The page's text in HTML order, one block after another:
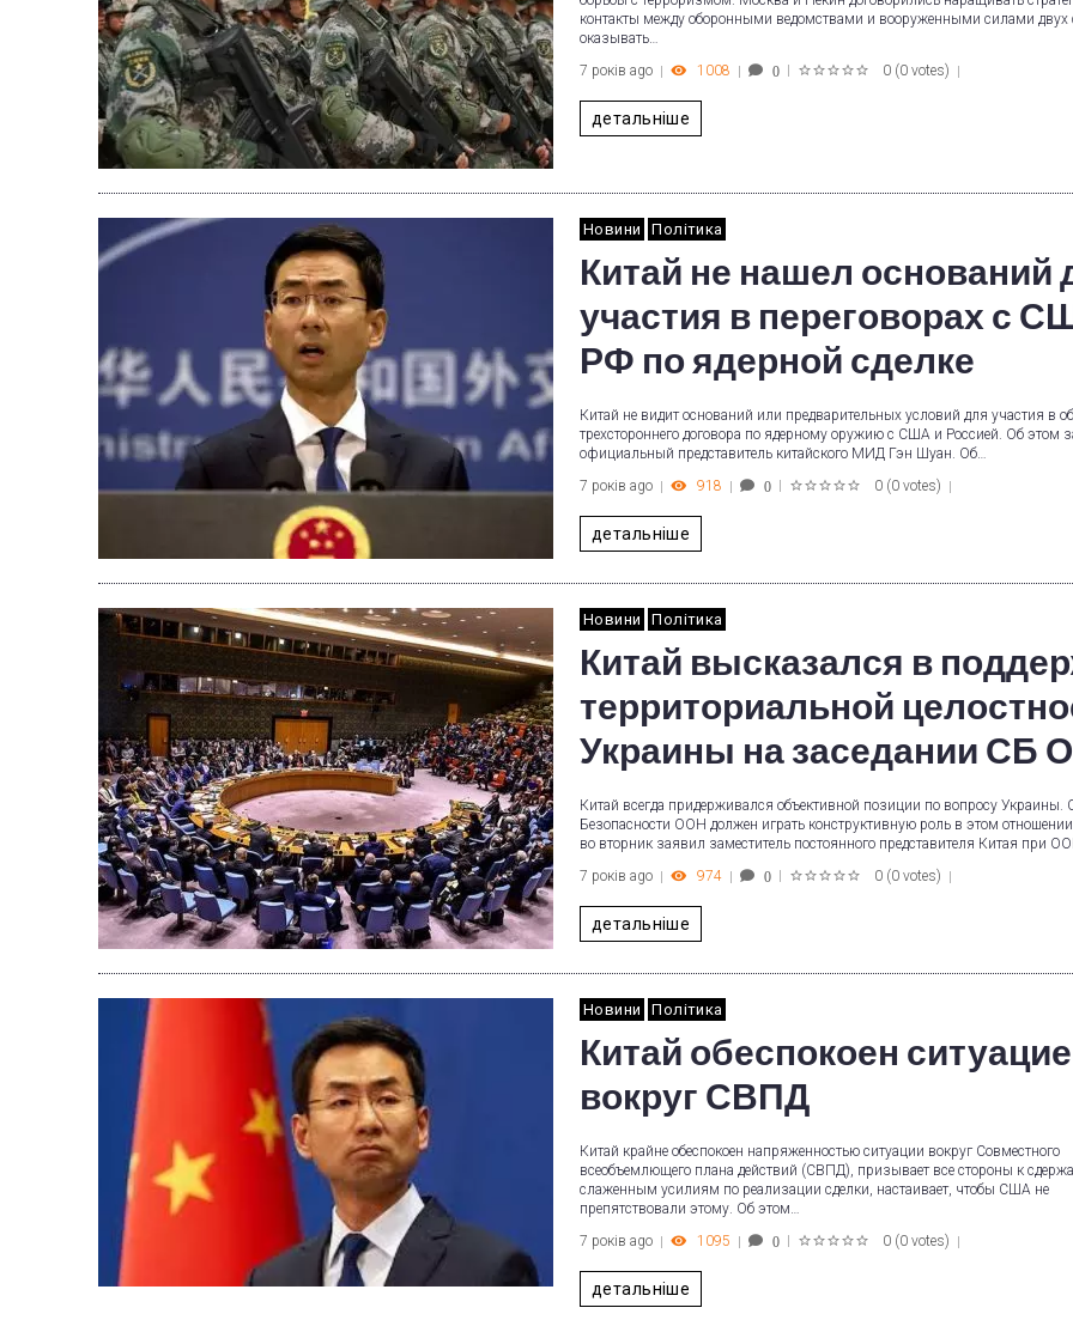
контакты между оборонными ведомствами и вооруженными силами двух
оказывать…
7 років ago
1008 0 0 (0 votes)
детальніше
Новини Політика
Китай не нашел оснований
участия в переговорах с
РФ по ядерной сделке
Китай не видит оснований или предварительных условий для участия в
трехстороннего договора по ядерному оружию с США и Россией. Об этом
официальный представитель китайского МИД Гэн Шуан. Об…
7 років ago
918 0 0 (0 votes)
детальніше
Новини Політика
Китай высказался в
территориальной
Украины на заседании СБ
Китай всегда придерживался объективной позиции по вопросу Украины.
Безопасности ООН должен играть конструктивную роль в этом
во вторник заявил заместитель постоянного представителя Китая при
7 років ago
974 0 0 (0 votes)
детальніше
Новини Політика
Китай обеспокоен
вокруг СВПД
Китай крайне обеспокоен напряженностью ситуации вокруг Совместного
всеобъемлющего плана действий (СВПД), призывает все стороны к
слаженным усилиям по реализации сделки, настаивает, чтобы США не
препятствовали этому. Об этом…
7 років ago
1095 0 0 (0 votes)
детальніше